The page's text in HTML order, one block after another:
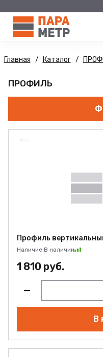
Главная Каталог
ПРОФИЛЬ
Профиль
Наличие:В наличии
1 810 руб.
В